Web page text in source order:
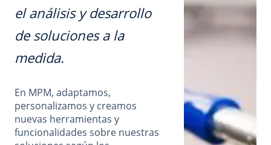
el análisis y desarrollo
de soluciones a la
medida.
En MPM, adaptamos,
personalizamos y creamos
nuevas herramientas y
funcionalidades sobre nuestras